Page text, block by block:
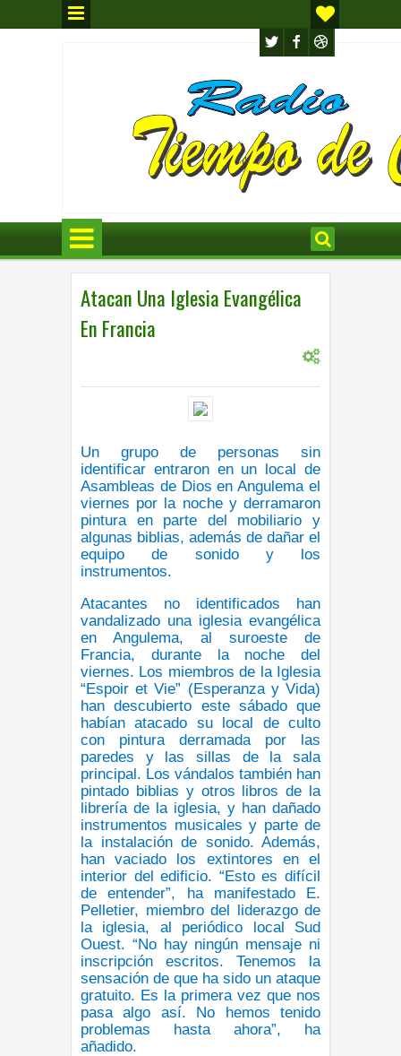
Atacan Una Iglesia Evangélica
En Francia
Un grupo de personas sin
identificar entraron en un local de
Asambleas de Dios en Angulema el
viernes por la noche y derramaron
pintura en parte del mobiliario y
algunas biblias, además de dañar el
equipo de sonido y los
instrumentos.
Atacantes no identificados han
vandalizado una iglesia evangélica
en Angulema, al suroeste de
Francia, durante la noche del
viernes. Los miembros de la Iglesia
“Espoir et Vie” (Esperanza y Vida)
han descubierto este sábado que
habían atacado su local de culto
con pintura derramada por las
paredes y las sillas de la sala
principal. Los vándalos también han
pintado biblias y otros libros de la
librería de la iglesia, y han dañado
instrumentos musicales y parte de
la instalación de sonido. Además,
han vaciado los extintores en el
interior del edificio. “Esto es difícil
de entender”, ha manifestado E.
Pelletier, miembro del liderazgo de
la iglesia, al periódico local Sud
Ouest. “No hay ningún mensaje ni
inscripción escritos. Tenemos la
sensación de que ha sido un ataque
gratuito. Es la primera vez que nos
pasa algo así. No hemos tenido
problemas hasta ahora”, ha
añadido.